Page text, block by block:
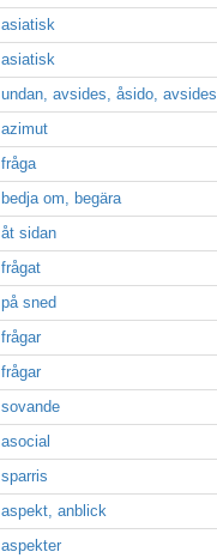
asiatisk
asiatisk
undan, avsides, åsido, avsides
azimut
fråga
bedja om, begära
åt sidan
frågat
på sned
frågar
frågar
sovande
asocial
sparris
aspekt, anblick
aspekter